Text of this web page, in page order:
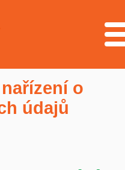
o
údajů